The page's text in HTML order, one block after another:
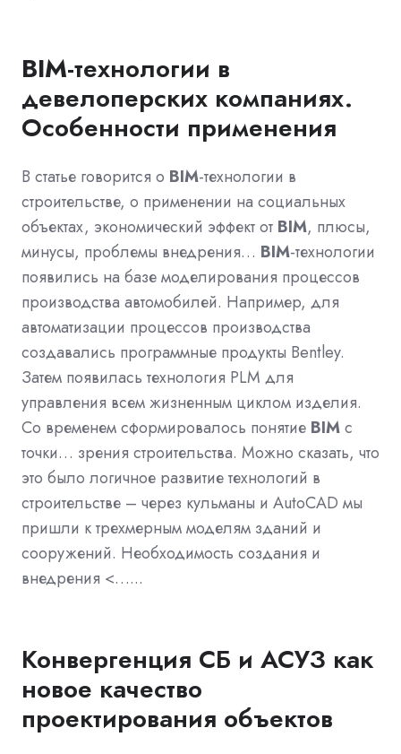
BIM-технологии в
девелоперских компаниях.
Особенности применения
В статье говорится о BIM-технологии в
строительстве, о применении на социальных
объектах, экономический эффект от BIM, плюсы,
минусы, проблемы внедрения… BIM-технологии
появились на базе моделирования процессов
производства автомобилей. Например, для
автоматизации процессов производства
создавались программные продукты Bentley.
Затем появилась технология PLM для
управления всем жизненным циклом изделия.
Со временем cформировалось понятие BIMc
точки… зрения строительства. Можно сказать, что
это было логичное развитие технологий в
строительстве – через кульманы и AutoCAD мы
пришли к трехмерным моделям зданий и
сооружений. Необходимость создания и
внедрения <…...
Конвергенция СБ и АСУЗ как
новое качество
проектирования объектов